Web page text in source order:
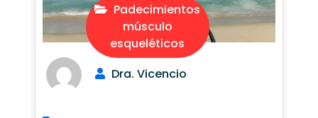
Padecimientos
músculo
esqueléticos
Dra. Vicencio